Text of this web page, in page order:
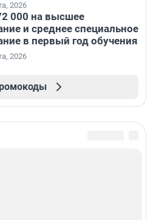
2026
000 на высшее
и среднее специальное
в первый год обучения
2026